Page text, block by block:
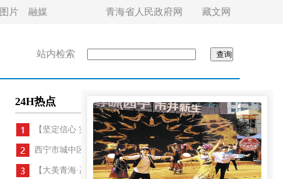
图片 融媒 青海省人民政府网 藏文网
站内检索
24H热点
【坚定信心 实干争先】雾培“魔法”育薯苗 绘...
西宁市城中区：200余件民生实事办到群众心坎上
【大美青海·高原足球】戈壁绿茵燃激情 赛事经济助...